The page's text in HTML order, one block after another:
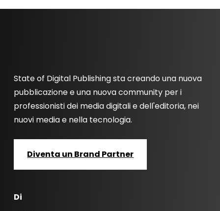
State of Digital Publishing sta creando una nuova
pubblicazione e una nuova community per i
professionisti dei media digitali e dell'editoria, nei
nuovi media e nella tecnologia.
Diventa un Brand Partner
Di